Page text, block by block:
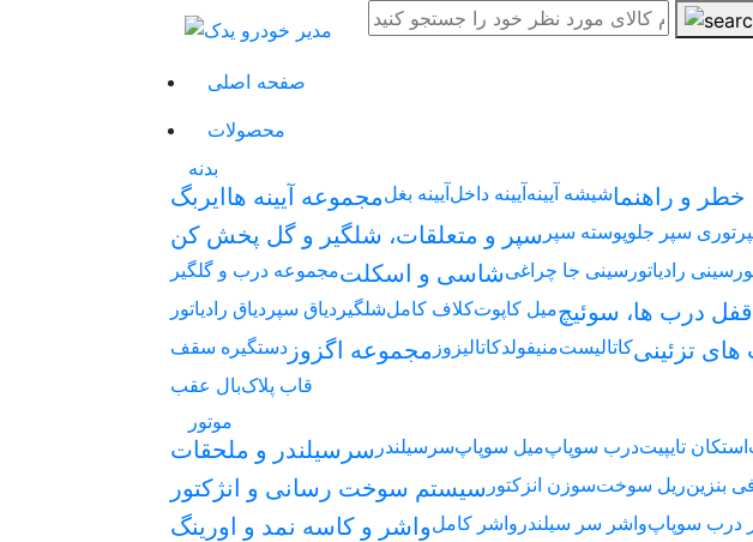
صفحه اصلی
محصولات
بدنه
ایربگمجموعه آیینه هاآیینه بغلآیینه داخلشیشه آیینهخطر و راهنما
سپر و متعلقات، شلگیر و گل پخش کن پوسته سپرتوری سپر جلو
مجموعه درب و گلگیرشاسی و اسکلتسینی جا چراغی سینی رادیاتور
دیاق رادیاتور دیاق سپر شلگیرکلاف کاملمیل کاپوتدرب ها، سوئیچ
دستگیره سقف مجموعه اگزوز کاتالیزوزمنیفولدکاتالیستتزئینی
بال عقبقاب پلاک
موتور
سرسیلندر و ملحقات سرسیلندرمیل سوپاپدرب سوپاپاستکان تایپیت
سیستم سوخت رسانی و انژکتور سوزن انزکتورریل سوختبنزین
واشر و کاسه نمد و اورینگواشر کامل واشر سر سیلندردرب سوپاپ